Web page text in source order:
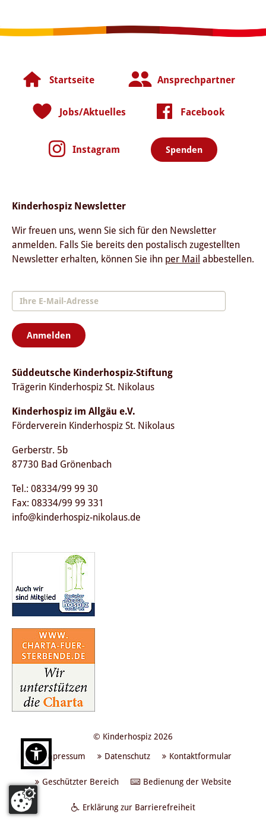
Startseite Ansprechpartner
Jobs/Aktuelles Facebook
Instagram Spenden
Kinderhospiz Newsletter
Wir freuen uns, wenn Sie sich für den Newsletter
anmelden. Falls Sie bereits den postalisch zugestellten
Newsletter erhalten, können Sie ihn per Mail abbestellen.
Anmelden
Süddeutsche Kinderhospiz-Stiftung
Trägerin Kinderhospiz St. Nikolaus
Kinderhospiz im Allgäu e.V.
Förderverein Kinderhospiz St. Nikolaus
Gerberstr. 5b
87730 Bad Grönenbach
Tel.: 08334/99 99 30
Fax: 08334/99 99 331
info@kinderhospiz-nikolaus.de
© Kinderhospiz 2026
Impressum
Datenschutz Kontaktformular
Geschützter Bereich Bedienung der Website
Erklärung zur Barrierefreiheit